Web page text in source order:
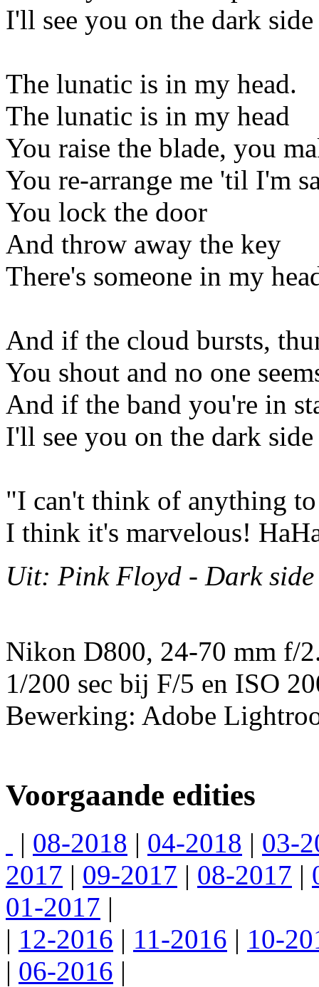
I'll see you on the dark
The lunatic is in my head.
The lunatic is in my head
You raise the blade, you
You re-arrange me 'til I'm
You lock the door
And throw away the key
There's someone in my
And if the cloud bursts,
You shout and no one
And if the band you're in
I'll see you on the dark
"I can't think of anything to
I think it's marvelous!
Uit: Pink Floyd - Dark
Nikon D800, 24-70 mm f/
1/200 sec bij F/5 en ISO
Bewerking: Adobe
Voorgaande edities
| 08-2018 | 04-2018 | 03-
2017 | 09-2017 | 08-2017 |
01-2017 |
| 12-2016 | 11-2016 | 10-
| 06-2016 |